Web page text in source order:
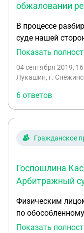
обжаловании
В процессе
суде нашей
апелляционном и
уплачивалась
относительно
возникало.Но
вынесенное
меня оплатить
Насколько это
Показать
04 сентября 2019,
Лукашин, г.
6 ответов
Гражданское
Госпошлина
Арбитражный
Физическим
по
Должника на
Показать